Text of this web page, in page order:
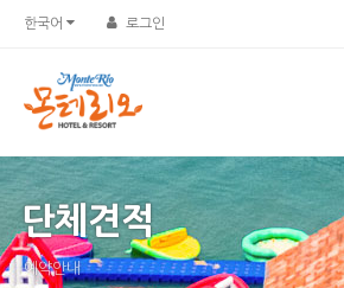
한국어 로그인
단체견적
예약안내
Sketchbook5, 스케치북5